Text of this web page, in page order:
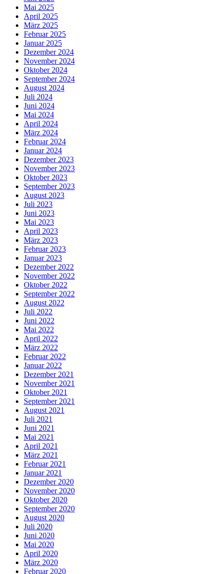
Mai 2025
April 2025
März 2025
Februar 2025
Januar 2025
Dezember 2024
November 2024
Oktober 2024
September 2024
August 2024
Juli 2024
Juni 2024
Mai 2024
April 2024
März 2024
Februar 2024
Januar 2024
Dezember 2023
November 2023
Oktober 2023
September 2023
August 2023
Juli 2023
Juni 2023
Mai 2023
April 2023
März 2023
Februar 2023
Januar 2023
Dezember 2022
November 2022
Oktober 2022
September 2022
August 2022
Juli 2022
Juni 2022
Mai 2022
April 2022
März 2022
Februar 2022
Januar 2022
Dezember 2021
November 2021
Oktober 2021
September 2021
August 2021
Juli 2021
Juni 2021
Mai 2021
April 2021
März 2021
Februar 2021
Januar 2021
Dezember 2020
November 2020
Oktober 2020
September 2020
August 2020
Juli 2020
Juni 2020
Mai 2020
April 2020
März 2020
Februar 2020